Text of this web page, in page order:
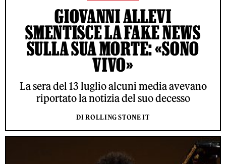
GIOVANNI ALLEVI
SMENTISCE LA FAKE NEWS
SULLA SUA MORTE: «SONO
VIVO»
La sera del 13 luglio alcuni media avevano
riportato la notizia del suo decesso
DI ROLLING STONE IT